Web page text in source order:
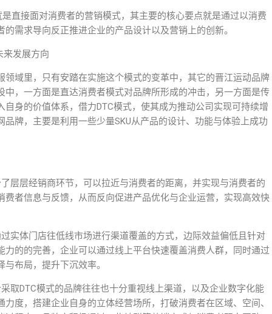
直接面对消费者的营销模式，其主要的核心要点就是通过以消费
需求导向反正推进企业的产品设计以及营销上的创新。
来发展方向
域里，只有安踏在实施这个模式的变革中，其它的晋江运动品牌
，一方面是直达消费者模式对品牌所形成的冲击，另一方面是传
身的价值体系，借力DTC模式，使其成为推动公司实现可持续增
牌，主要是利用一些少量SKU从产品的设计、功能与体验上成功
层层经销商环节，可以拉近与消费者的距离，并实现与消费者的
者信息与反馈，从而反向促进产品优化与企业运营，实现高效快
实体门店往低线市场进行渠道覆盖的方式，边际效益偏低且针对
的的完善，企业可以通过线上平台快速覆盖消费人群，同时通过
布局，提升下沉效率。
取DTC模式的品牌往往也十分重视线上渠道，以及企业数字化能
度，搭建企业自身的立体经营场所，打破消费者在区域、空间、